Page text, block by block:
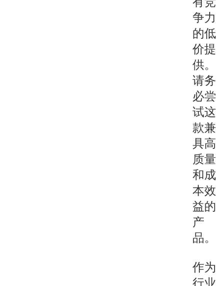
争力
的低
价提
供。
请务
必尝
试这
款兼
具高
质量
和成
本效
益的
产
品。
作为
行业